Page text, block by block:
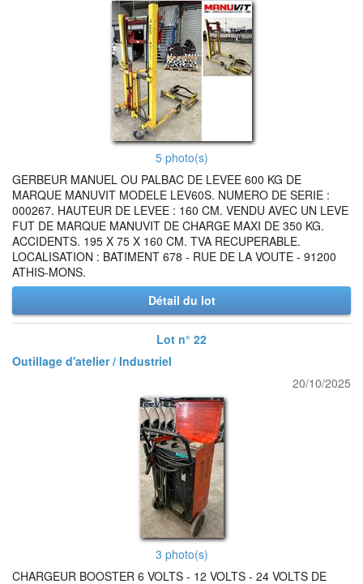
5 photo(s)
GERBEUR MANUEL OU PALBAC DE LEVEE 600 KG DE
MARQUE MANUVIT MODELE LEV60S. NUMERO DE SERIE :
000267. HAUTEUR DE LEVEE : 160 CM. VENDU AVEC UN LEVE
FUT DE MARQUE MANUVIT DE CHARGE MAXI DE 350 KG.
ACCIDENTS. 195 X 75 X 160 CM. TVA RECUPERABLE.
LOCALISATION : BATIMENT 678 - RUE DE LA VOUTE - 91200
ATHIS-MONS.
Détail du lot
Lot n° 22
Outillage d'atelier / Industriel
20/10/2025
3 photo(s)
CHARGEUR BOOSTER 6 VOLTS - 12 VOLTS - 24 VOLTS DE